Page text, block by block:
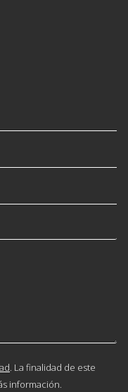
. La finalidad de este
información.